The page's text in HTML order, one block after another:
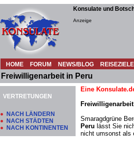
Konsulate und
Anzeige
HOME FORUM NEWS/BLOG REISEZIELE
Freiwilligenarbeit in Peru
VERTRETUNGEN
● NACH LÄNDERN
● NACH STÄDTEN
● NACH KONTINENTEN
Eine
Smaragdgrüne
Peru lässt Sie
nicht umsonst als